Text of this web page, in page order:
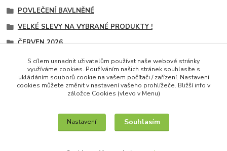
POVLEČENÍ BAVLNĚNÉ
VELKÉ SLEVY NA VYBRANÉ PRODUKTY !
ČERVEN 2026
POVLEČENÍ NA 1 POSTEL
POVLEČENÍ NA 1 POSTEL
IT služby na míru / unilogo.cz
S cílem usnadnit uživatelům používat naše webové stránky
využíváme cookies. Používáním našich stránek souhlasíte s
ukládáním souborů cookie na vašem počítači / zařízení. Nastavení
cookies můžete změnit v nastavení vašeho prohlížeče. Bližší info v
záložce Cookies (vlevo v Menu)
Nastavení Souhlasím